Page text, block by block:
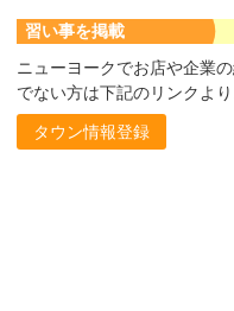
習い事を掲載
ニューヨークでお店や企業
でない方は下記のリンクより
タウン情報登録